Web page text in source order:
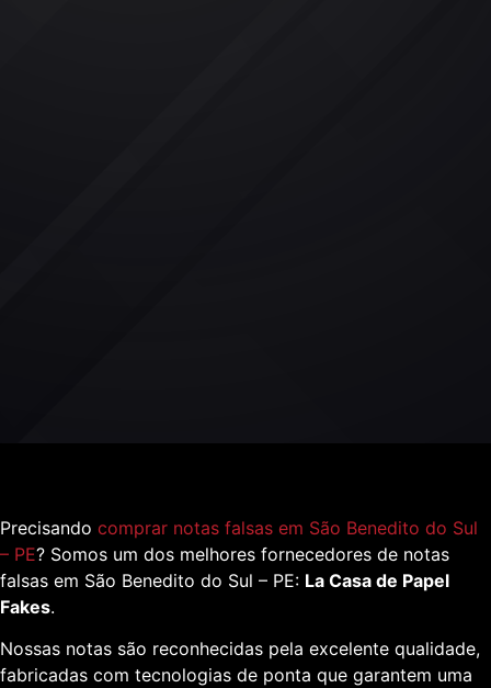
Precisando comprar notas falsas em São Benedito do Sul
– PE? Somos um dos melhores fornecedores de notas
falsas em São Benedito do Sul – PE: La Casa de Papel
Fakes.
Nossas notas são reconhecidas pela excelente qualidade,
fabricadas com tecnologias de ponta que garantem uma